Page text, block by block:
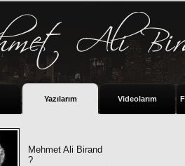
Yazılarım Videolarım
Mehmet Ali Birand
?